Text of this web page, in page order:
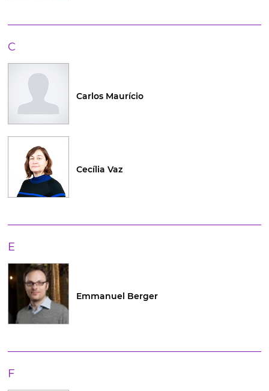
C
Carlos Maurício
Cecília Vaz
E
Emmanuel Berger
F